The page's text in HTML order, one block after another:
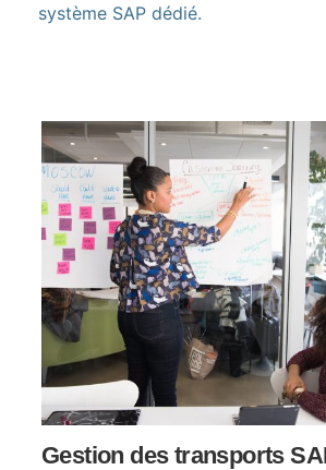
système SAP dédié.
Gestion des transports